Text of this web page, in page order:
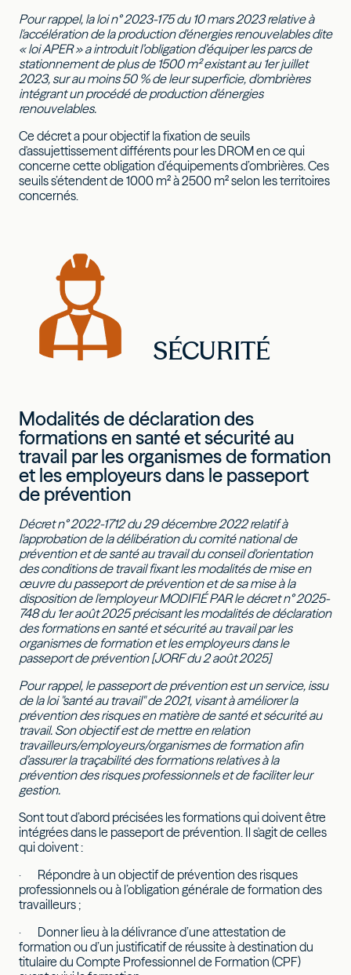
Pour rappel, la loi n° 2023-175 du 10 mars 2023 relative à
l'accélération de la production d'énergies renouvelables dite
« loi APER » a introduit l’obligation d’équiper les parcs de
stationnement de plus de 1500 m² existant au 1er juillet
2023, sur au moins 50 % de leur superficie, d'ombrières
intégrant un procédé de production d'énergies
renouvelables.
Ce décret a pour objectif la fixation de seuils
d'assujettissement différents pour les DROM en ce qui
concerne cette obligation d’équipements d’ombrières. Ces
seuils s’étendent de 1000 m² à 2500 m² selon les territoires
concernés.
SÉCURITÉ
Modalités de déclaration des
formations en santé et sécurité au
travail par les organismes de formation
et les employeurs dans le passeport
de prévention
Décret n° 2022-1712 du 29 décembre 2022 relatif à
l'approbation de la délibération du comité national de
prévention et de santé au travail du conseil d'orientation
des conditions de travail fixant les modalités de mise en
œuvre du passeport de prévention et de sa mise à la
disposition de l'employeur MODIFIÉ PAR le décret n° 2025-
748 du 1er août 2025 précisant les modalités de déclaration
des formations en santé et sécurité au travail par les
organismes de formation et les employeurs dans le
passeport de prévention [JORF du 2 août 2025]
Pour rappel, le passeport de prévention est un service, issu
de la loi "santé au travail" de 2021, visant à améliorer la
prévention des risques en matière de santé et sécurité au
travail. Son objectif est de mettre en relation
travailleurs/employeurs/organismes de formation afin
d’assurer la traçabilité des formations relatives à la
prévention des risques professionnels et de faciliter leur
gestion.
Sont tout d’abord précisées les formations qui doivent être
intégrées dans le passeport de prévention. Il s'agit de celles
qui doivent :
· Répondre à un objectif de prévention des risques
professionnels ou à l’obligation générale de formation des
travailleurs ;
· Donner lieu à la délivrance d’une attestation de
formation ou d’un justificatif de réussite à destination du
titulaire du Compte Professionnel de Formation (CPF)